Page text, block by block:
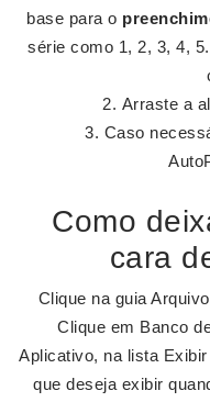
base para o
série como 1, 2, 3, 4,
Arraste a
Caso
Como
cara
Clique na guia
Clique em Banco
Aplicativo, na lista
que deseja exibir